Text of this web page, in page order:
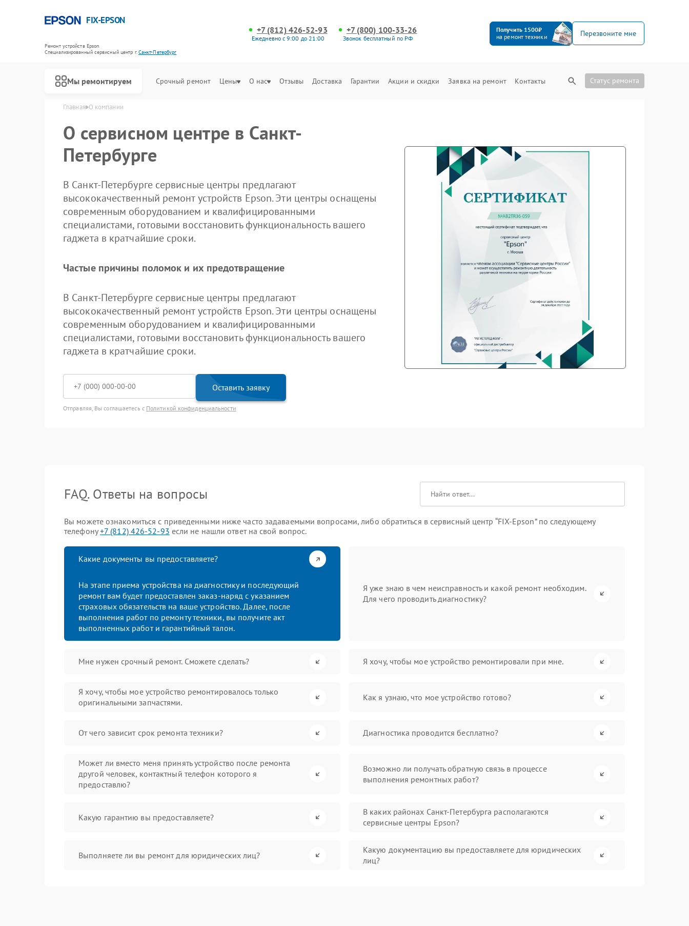
FIX-EPSON
Ремонт устройств Epson
Специализированный cервисный центр г.Санкт-Петербург
+7 (812) 426-52-93
Ежедневно с 9:00 до 21:00
+7 (800) 100-33-26
Звонок бесплатный по РФ
Получить 1500₽
на ремонт техники
Перезвоните мне
Мы ремонтируем Срочный ремонт Цены О нас Отзывы Доставка Гарантии Акции и скидки Заявка на ремонт Контакты Статус ремонта
Главная О компании
О сервисном центре в Санкт-
Петербурге
В Санкт-Петербурге сервисные центры предлагают
высококачественный ремонт устройств Epson. Эти центры оснащены
современным оборудованием и квалифицированными
специалистами, готовыми восстановить функциональность вашего
гаджета в кратчайшие сроки.
Частые причины поломок и их предотвращение
В Санкт-Петербурге сервисные центры предлагают
высококачественный ремонт устройств Epson. Эти центры оснащены
современным оборудованием и квалифицированными
специалистами, готовыми восстановить функциональность вашего
гаджета в кратчайшие сроки.
Оставить заявку
Отправляя, Вы соглашаетесь с Политикой конфиденциальности
FAQ. Ответы на вопросы
Вы можете ознакомиться с приведенными ниже часто задаваемыми вопросами, либо обратиться в сервисный центр “FIX-Epson” по следующему
телефону+7 (812) 426-52-93 если не нашли ответ на свой вопрос.
Какие документы вы предоставляете?
На этапе приема устройства на диагностику и последующий
ремонт вам будет предоставлен заказ-наряд с указанием
страховых обязательств на ваше устройство. Далее, после
выполнения работ по ремонту техники, вы получите акт
выполненных работ и гарантийный талон.
Я уже знаю в чем неисправность и какой ремонт необходим.
Для чего проводить диагностику?
Мне нужен срочный ремонт. Сможете сделать? Я хочу, чтобы мое устройство ремонтировали при мне.
Я хочу, чтобы мое устройство ремонтировалось только
оригинальными запчастями.
Как я узнаю, что мое устройство готово?
От чего зависит срок ремонта техники? Диагностика проводится бесплатно?
Может ли вместо меня принять устройство после ремонта
другой человек, контактный телефон которого я
предоставлю?
Возможно ли получать обратную связь в процессе
выполнения ремонтных работ?
Какую гарантию вы предоставляете?
В каких районах Санкт-Петербурга располагаются
сервисные центры Epson?
Выполняете ли вы ремонт для юридических лиц?
Какую документацию вы предоставляете для юридических
лиц?